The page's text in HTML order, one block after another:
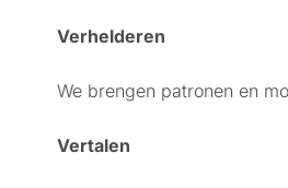
Verhelderen
We brengen patronen en
Vertalen